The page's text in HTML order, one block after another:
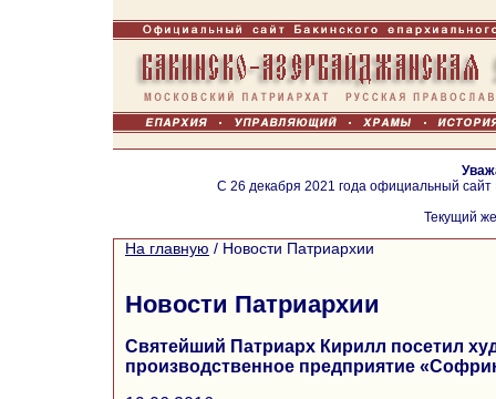
С 26 декабря 2021 года официальный
Текущий
На главную / Новости Патриархии
Новости Патриархии
Святейший Патриарх Кирилл посетил
производственное предприятие